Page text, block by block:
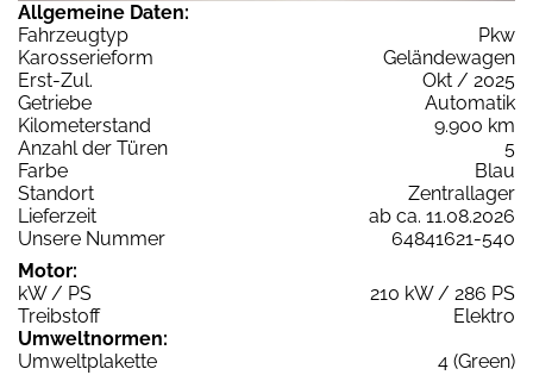
Allgemeine Daten:
Fahrzeugtyp
Pkw
Karosserieform
Geländewagen
Erst-Zul.
Okt / 2025
Getriebe
Automatik
Kilometerstand
9.900 km
Anzahl der Türen
5
Farbe
Blau
Standort
Zentrallager
Lieferzeit
ab ca. 11.08.2026
Unsere Nummer
64841621-540
Motor:
kW / PS
210 kW / 286 PS
Treibstoff
Elektro
Umweltnormen:
Umweltplakette
4 (Green)